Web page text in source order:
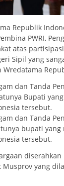
Republik
PWRI,
atas
Sipil yang
dan Tanda
Bupati
tersebut.
dan Tanda
bupati
tersebut.
diserahkan
yang